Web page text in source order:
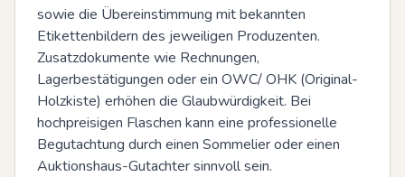
sowie die Übereinstimmung mit bekannten
Etikettenbildern des jeweiligen Produzenten.
Zusatzdokumente wie Rechnungen,
Lagerbestätigungen oder ein OWC/ OHK (Original-
Holzkiste) erhöhen die Glaubwürdigkeit. Bei
hochpreisigen Flaschen kann eine professionelle
Begutachtung durch einen Sommelier oder einen
Auktionshaus-Gutachter sinnvoll sein.